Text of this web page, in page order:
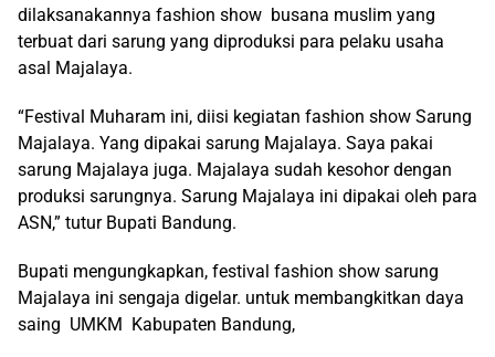
dilaksanakannya fashion show busana muslim yang
terbuat dari sarung yang diproduksi para pelaku usaha
asal Majalaya.
“Festival Muharam ini, diisi kegiatan fashion show Sarung
Majalaya. Yang dipakai sarung Majalaya. Saya pakai
sarung Majalaya juga. Majalaya sudah kesohor dengan
produksi sarungnya. Sarung Majalaya ini dipakai oleh para
ASN,” tutur Bupati Bandung.
Bupati mengungkapkan, festival fashion show sarung
Majalaya ini sengaja digelar. untuk membangkitkan daya
saing UMKM Kabupaten Bandung,